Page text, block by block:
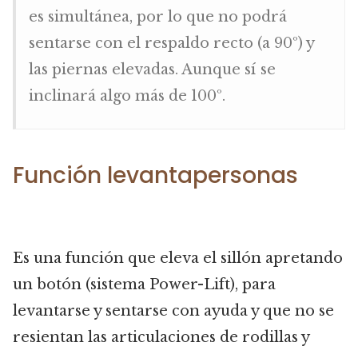
es simultánea, por lo que no podrá
sentarse con el respaldo recto (a 90º) y
las piernas elevadas. Aunque sí se
inclinará algo más de 100º.
Función levantapersonas
Es una función que eleva el sillón apretando
un botón (sistema Power-Lift), para
levantarse y sentarse con ayuda y que no se
resientan las articulaciones de rodillas y